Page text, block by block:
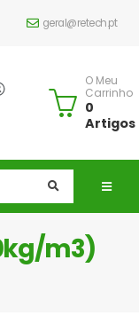
geral@retech.pt
O Meu
Carrinho
0
Artigos
m3)